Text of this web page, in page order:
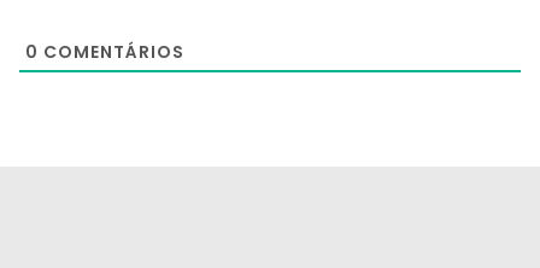
0 COMENTÁRIOS